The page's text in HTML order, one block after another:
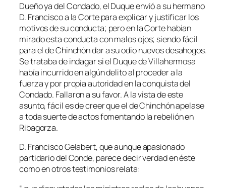
Dueño ya del Condado, el Duque envió a su hermano
D. Francisco a la Corte para explicar y justificar los
motivos de su conducta; pero en la Corte habían
mirado esta conducta con malos ojos; siendo fácil
para el de Chinchón dar a su odio nuevos desahogos.
Se trataba de indagar si el Duque de Villahermosa
había incurrido en algún delito al proceder a la
fuerza y por propia autoridad en la conquista del
Condado. Fallaron a su favor. A la vista de este
asunto, fácil es de creer que el de Chinchón apelase
a toda suerte de actos fomentando la rebelión en
Ribagorza.
D. Francisco Gelabert, que aunque apasionado
partidario del Conde, parece decir verdad en éste
como en otros testimonios relata: